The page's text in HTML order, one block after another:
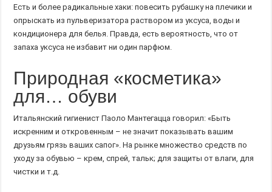
Есть и более радикальные хаки: повесить рубашку на плечики и
опрыскать из пульверизатора раствором из уксуса, воды и
кондиционера для белья. Правда, есть вероятность, что от
запаха уксуса не избавит ни один парфюм.
Природная «косметика»
для… обуви
Итальянский гигиенист Паоло Мантегацца говорил: «Быть
искренним и откровенным – не значит показывать вашим
друзьям грязь ваших сапог». На рынке множество средств по
уходу за обувью – крем, спрей, тальк; для защиты от влаги, для
чистки и т.д.